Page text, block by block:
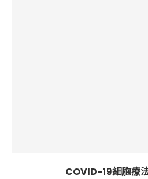
COVID-19細胞療